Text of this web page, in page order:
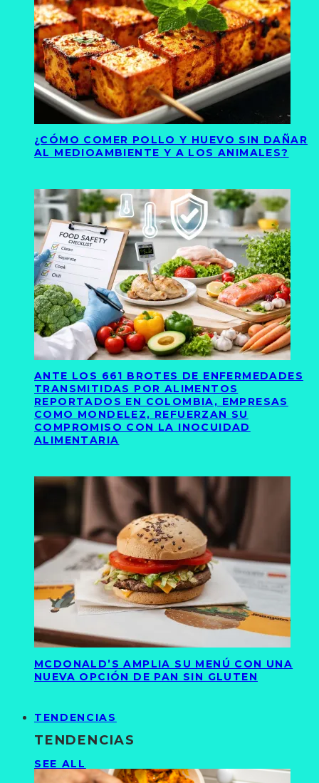
¿CÓMO COMER POLLO Y HUEVO SIN DAÑAR
AL MEDIOAMBIENTE Y A LOS ANIMALES?
ANTE LOS 661 BROTES DE ENFERMEDADES
TRANSMITIDAS POR ALIMENTOS
REPORTADOS EN COLOMBIA, EMPRESAS
COMO MONDELEZ, REFUERZAN SU
COMPROMISO CON LA INOCUIDAD
ALIMENTARIA
MCDONALD’S AMPLIA SU MENÚ CON UNA
NUEVA OPCIÓN DE PAN SIN GLUTEN
TENDENCIAS
TENDENCIAS
SEE ALL